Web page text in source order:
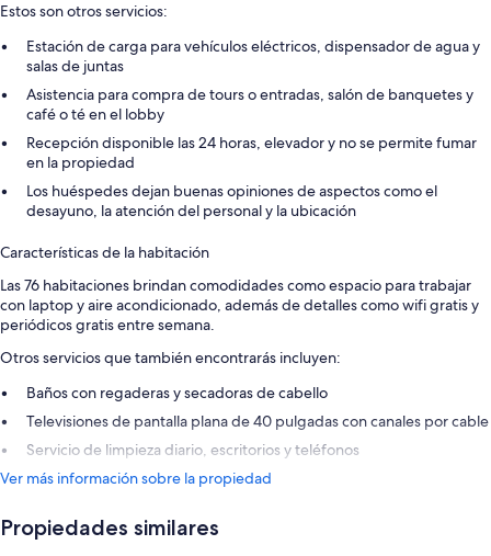
Estos son otros servicios:
Estación de carga para vehículos eléctricos, dispensador de agua y
salas de juntas
Asistencia para compra de tours o entradas, salón de banquetes y
café o té en el lobby
Recepción disponible las 24 horas, elevador y no se permite fumar
en la propiedad
Los huéspedes dejan buenas opiniones de aspectos como el
desayuno, la atención del personal y la ubicación
Características de la habitación
Las 76 habitaciones brindan comodidades como espacio para trabajar
con laptop y aire acondicionado, además de detalles como wifi gratis y
periódicos gratis entre semana.
Otros servicios que también encontrarás incluyen:
Baños con regaderas y secadoras de cabello
Televisiones de pantalla plana de 40 pulgadas con canales por cable
Servicio de limpieza diario, escritorios y teléfonos
Ver más información sobre la propiedad
Propiedades similares